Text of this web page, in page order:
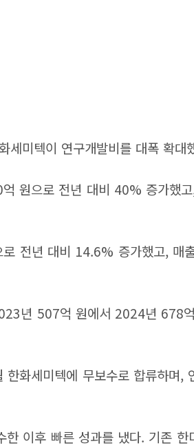
세미텍이 연구개발비를 대폭 확대
원으로 전년 대비 40% 증가했
로 전년 대비 14.6% 증가했고, 매
년 507억 원에서 2024년 678
화세미텍에 무보수로 합류하며,
이후 빠른 성과를 냈다. 기존 한